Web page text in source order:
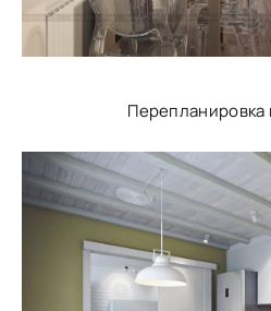
Перепланировка